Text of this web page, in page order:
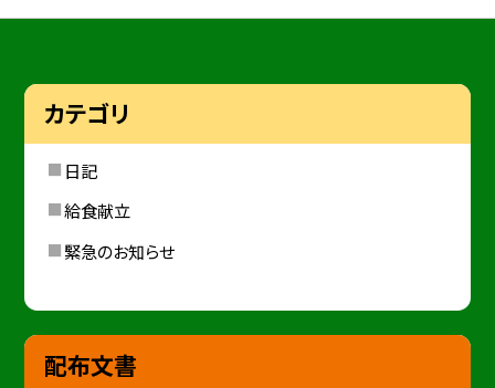
カテゴリ
日記
給食献立
緊急のお知らせ
配布文書